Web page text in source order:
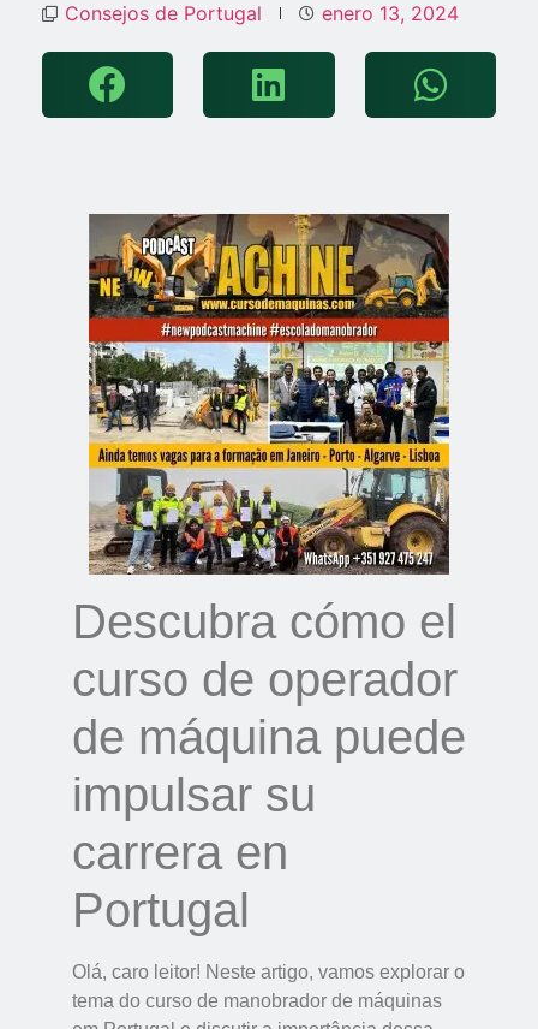
Consejos de Portugal enero 13, 2024
Descubra cómo el
curso de operador
de máquina puede
impulsar su
carrera en
Portugal
Olá, caro leitor! Neste artigo, vamos explorar o
tema do curso de manobrador de máquinas